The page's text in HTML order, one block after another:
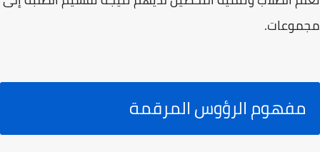
مجموعات.
مفهوم الرؤوس المرقمة